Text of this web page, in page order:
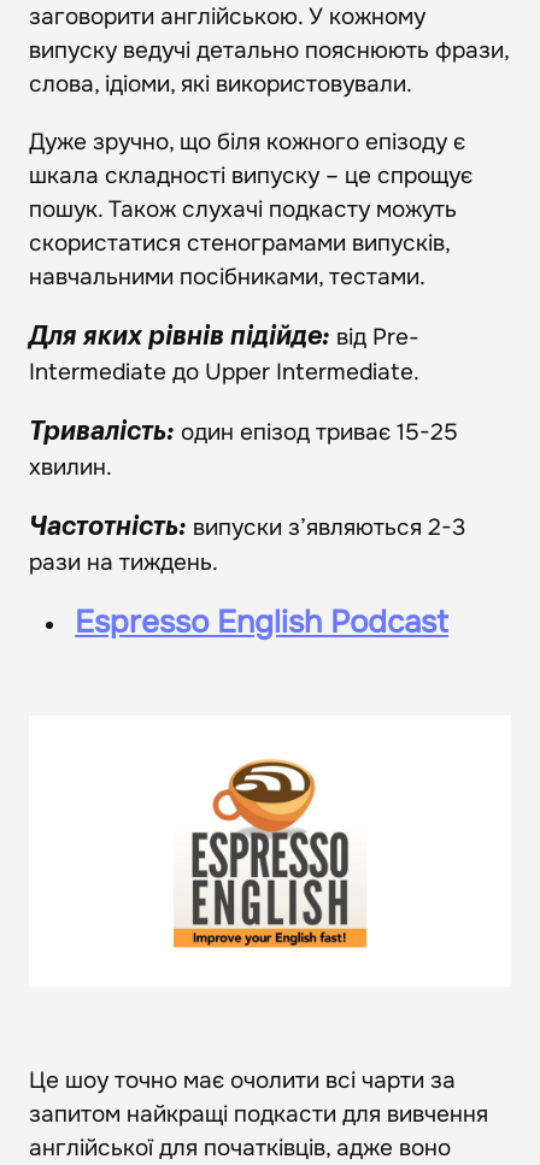
заговорити англійською. У кожному
випуску ведучі детально пояснюють фрази,
слова, ідіоми, які використовували.
Дуже зручно, що біля кожного епізоду є
шкала складності випуску – це спрощує
пошук. Також слухачі подкасту можуть
скористатися стенограмами випусків,
навчальними посібниками, тестами.
Для яких рівнів підійде: від Pre-
Intermediate до Upper Intermediate.
Тривалість: один епізод триває 15-25
хвилин.
Частотність: випуски з’являються 2-3
рази на тиждень.
Espresso English Podcast
Це шоу точно має очолити всі чарти за
запитом найкращі подкасти для вивчення
англійської для початківців, адже воно